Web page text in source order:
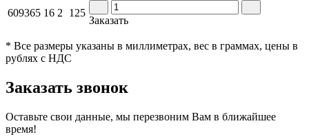
609365 16 2 125
Заказать
* Все размеры указаны в миллиметрах, вес в граммах, цены в
рублях с НДС
Заказать звонок
Оставьте свои данные, мы перезвоним Вам в ближайшее
время!